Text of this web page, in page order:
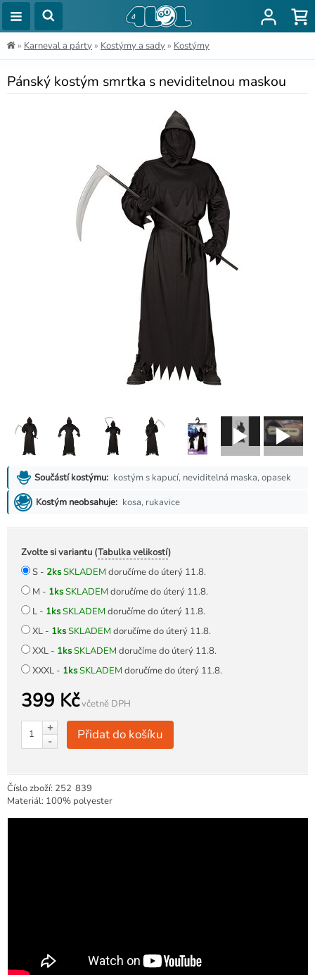
» Karneval a párty » Kostýmy a sady » Kostýmy
Pánský kostým smrtka s neviditelnou maskou
Součástí kostýmu: kostým s kapucí, neviditelná maska, opasek
Kostým neobsahuje: kosa, rukavice
Zvolte si variantu (Tabulka velikostí)
S - 2ksSKLADEM doručíme do úterý 11.8.
M - 1ksSKLADEM doručíme do úterý 11.8.
L - 1ksSKLADEM doručíme do úterý 11.8.
XL - 1ksSKLADEM doručíme do úterý 11.8.
XXL - 1ksSKLADEM doručíme do úterý 11.8.
XXXL - 1ksSKLADEM doručíme do úterý 11.8.
399 Kčvčetně DPH
+
-
Přidat do košíku
Číslo zboží: 252 839
Materiál: 100% polyester